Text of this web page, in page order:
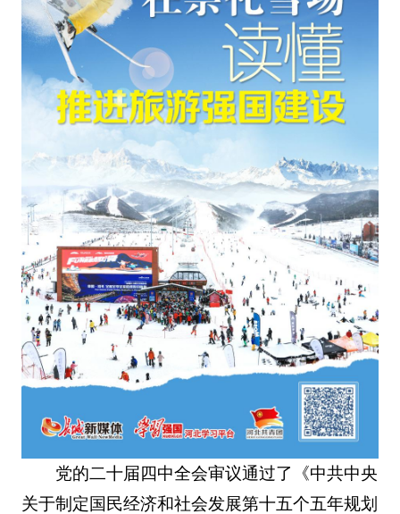
党的二十届四中全会审议通过了《中共中央
关于制定国民经济和社会发展第十五个五年规划